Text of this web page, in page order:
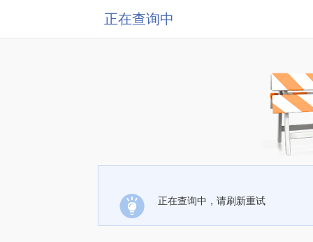
正在查询中
正在查询中，请刷新重试